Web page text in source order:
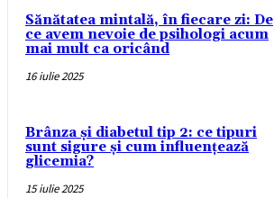
Sănătatea mintală, în fiecare zi: De
ce avem nevoie de psihologi acum
mai mult ca oricând
16 iulie 2025
Brânza și diabetul tip 2: ce tipuri
sunt sigure și cum influențează
glicemia?
15 iulie 2025